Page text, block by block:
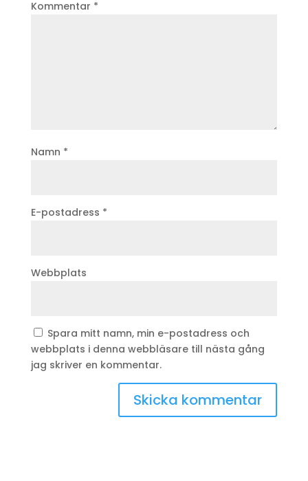
Kommentar *
Namn *
E-postadress *
Webbplats
Spara mitt namn, min e-postadress och
webbplats i denna webbläsare till nästa gång
jag skriver en kommentar.